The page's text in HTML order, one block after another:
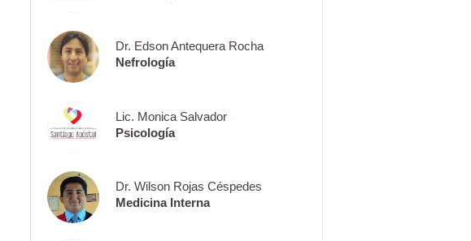
Dr. Edson Antequera Rocha
Nefrología
Lic. Monica Salvador
Psicología
Dr. Wilson Rojas Céspedes
Medicina Interna